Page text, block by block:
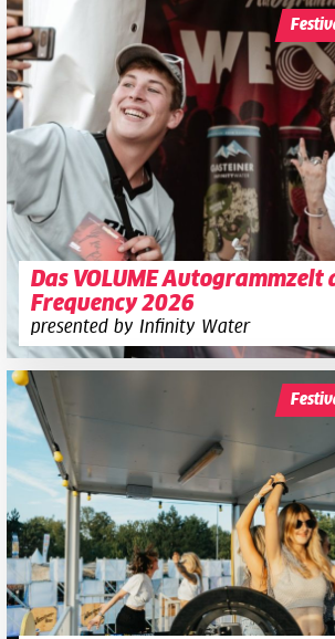
Das VOLUME Autogrammzelt
Frequency 2026
presented by Infinity Water